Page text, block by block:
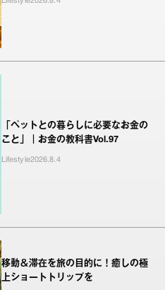
「ペットとの暮らしに必要なお金の
こと」｜お金の教科書Vol.97
Lifestyle2026.8.4
移動＆滞在を旅の目的に！癒しの極
上ショートトリップを